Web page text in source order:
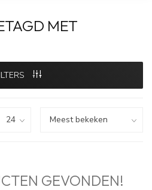
MET
GEVONDEN!